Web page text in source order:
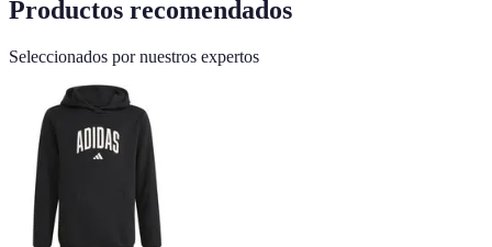
Productos recomendados
Seleccionados por nuestros expertos